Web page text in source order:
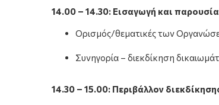
14.00 – 14.30: Εισαγωγή και
Ορισμός/θεματικές των
Συνηγορία – διεκδίκηση
14.30 – 15.00: Περιβάλλον